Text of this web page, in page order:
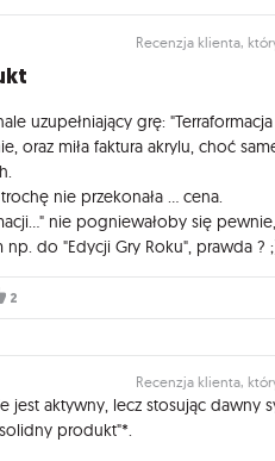
Recenzja klienta,
uzupełniający grę: "Terraformacja
oraz miła faktura akrylu, choć
nie przekonała ... cena.
nie pogniewałoby się
do "Edycji Gry Roku", prawda ?
2
Recenzja klienta,
jest aktywny, lecz stosując dawny
produkt"*.